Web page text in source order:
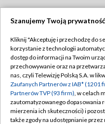
Abonament TVP
Emisja w TVP
Centrum informacji TVP
Naziemna Telewizja
Szanujemy Twoją prywatność
Kliknij "Akceptuję i przechodzę do
korzystanie z technologii
dostęp do informacji na Twoim
przechowywanie oraz na
nas, czyli Telewizję Polską S.A. w
Zaufanych Partnerów z IAB* (1201
Partnerów TVP (93 firm), w celach
zautomatyzowanego dopasowania
mierzenia ich skuteczności) i
także zgody na udostępnianie